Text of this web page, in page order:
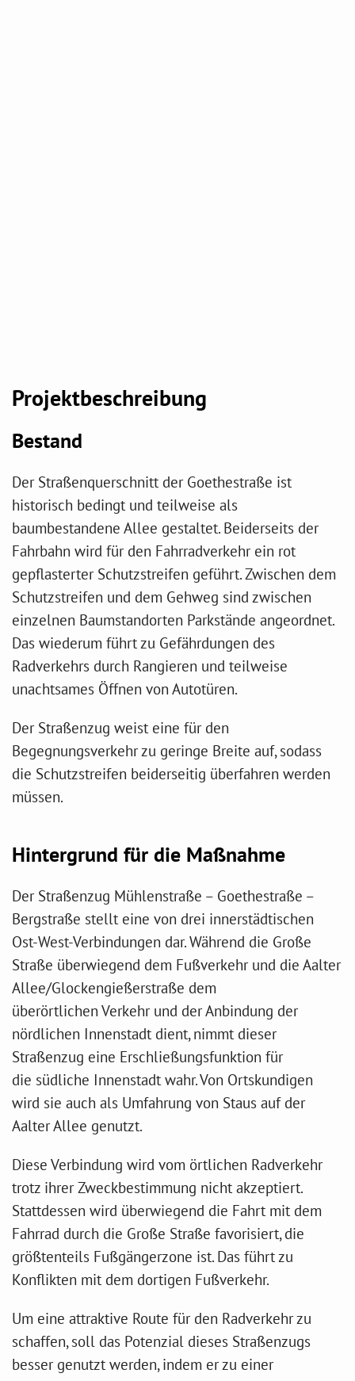
Projektbeschreibung
Bestand
Der Straßenquerschnitt der Goethestraße ist
historisch bedingt und teilweise als
baumbestandene Allee gestaltet. Beiderseits der
Fahrbahn wird für den Fahrradverkehr ein rot
gepflasterter Schutzstreifen geführt. Zwischen dem
Schutzstreifen und dem Gehweg sind zwischen
einzelnen Baumstandorten Parkstände angeordnet.
Das wiederum führt zu Gefährdungen des
Radverkehrs durch Rangieren und teilweise
unachtsames Öffnen von Autotüren.
Der Straßenzug weist eine für den
Begegnungsverkehr zu geringe Breite auf, sodass
die Schutzstreifen beiderseitig überfahren werden
müssen.
Hintergrund für die Maßnahme
Der Straßenzug Mühlenstraße – Goethestraße –
Bergstraße stellt eine von drei innerstädtischen
Ost-West-Verbindungen dar. Während die Große
Straße überwiegend dem Fußverkehr und die Aalter
Allee/Glockengießerstraße dem
überörtlichen Verkehr und der Anbindung der
nördlichen Innenstadt dient, nimmt dieser
Straßenzug eine Erschließungsfunktion für
die südliche Innenstadt wahr. Von Ortskundigen
wird sie auch als Umfahrung von Staus auf der
Aalter Allee genutzt.
Diese Verbindung wird vom örtlichen Radverkehr
trotz ihrer Zweckbestimmung nicht akzeptiert.
Stattdessen wird überwiegend die Fahrt mit dem
Fahrrad durch die Große Straße favorisiert, die
größtenteils Fußgängerzone ist. Das führt zu
Konflikten mit dem dortigen Fußverkehr.
Um eine attraktive Route für den Radverkehr zu
schaffen, soll das Potenzial dieses Straßenzugs
besser genutzt werden, indem er zu einer